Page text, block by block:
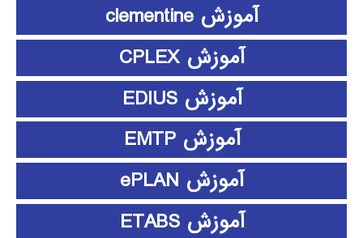
آموزش clementine
آموزش CPLEX
آموزش EDIUS
آموزش EMTP
آموزش ePLAN
آموزش ETABS